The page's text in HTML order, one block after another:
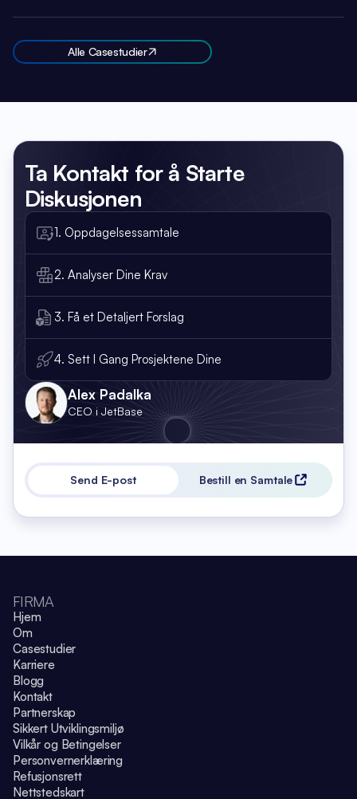
Alle Casestudier
Ta Kontakt for å Starte
Diskusjonen
1. Oppdagelsessamtale
2. Analyser Dine Krav
3. Få et Detaljert Forslag
4. Sett I Gang Prosjektene Dine
Alex Padalka
CEO i JetBase
Send E-post Bestill en Samtale
FIRMA
Hjem
Om
Casestudier
Karriere
Blogg
Kontakt
Partnerskap
Sikkert Utviklingsmiljø
Vilkår og Betingelser
Personvernerklæring
Refusjonsrett
Nettstedskart